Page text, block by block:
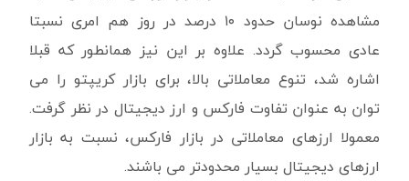
مشاهده نوسان حدود ۱۰ درصد در روز هم امری نسبتا
عادی محسوب گردد. علاوه بر این نیز همانطور که قبلا
اشاره شد، تنوع معاملاتی بالا، برای بازار کریپتو را می
توان به عنوان تفاوت فارکس و ارز دیجیتال در نظر گرفت.
معمولا ارزهای معاملاتی در بازار فارکس، نسبت به بازار
ارزهای دیجیتال بسیار محدودتر می باشند.